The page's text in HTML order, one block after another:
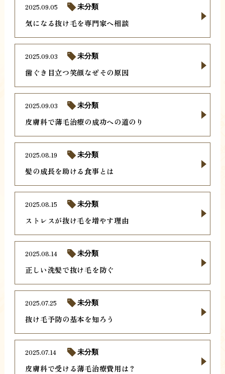
気になる抜け毛を専門家へ相談
2025.09.05 未分類
歯ぐき目立つ笑顔なぜその原因
2025.09.03 未分類
皮膚科で薄毛治療の成功への道のり
2025.09.03 未分類
髪の成長を助ける食事とは
2025.08.19 未分類
ストレスが抜け毛を増やす理由
2025.08.15 未分類
正しい洗髪で抜け毛を防ぐ
2025.08.14 未分類
抜け毛予防の基本を知ろう
2025.07.25 未分類
皮膚科で受ける薄毛治療費用は？
2025.07.14 未分類